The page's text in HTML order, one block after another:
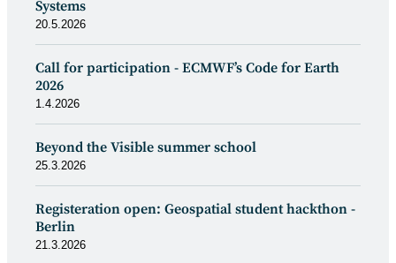
Systems
20.5.2026
Call for participation - ECMWF’s Code for Earth
2026
1.4.2026
Beyond the Visible summer school
25.3.2026
Registeration open: Geospatial student hackthon -
Berlin
21.3.2026